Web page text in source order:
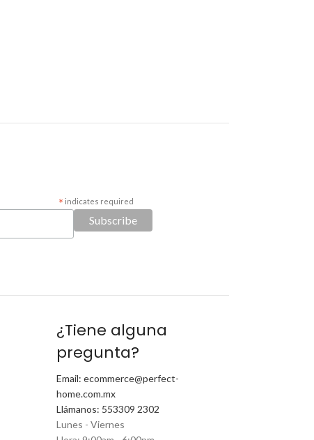
* indicates required
¿Tiene alguna
pregunta?
Email: ecommerce@perfect-
home.com.mx
Llámanos: 553309 2302
Lunes - Viernes